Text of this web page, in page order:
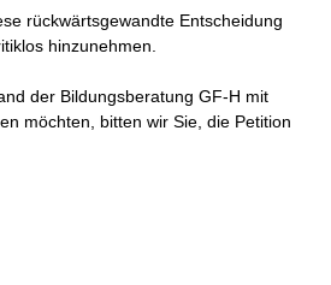
rückwärtsgewandte Entscheidung
hinzunehmen.
der Bildungsberatung GF-H mit
möchten, bitten wir Sie, die Petition